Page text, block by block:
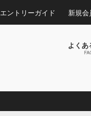
エントリーガイド 新規
よくあ